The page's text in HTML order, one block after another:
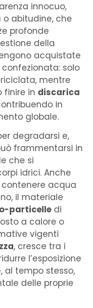
innocuo,
abitudine, che
profonde
della
acquistate
solo
mentre
finire in discarica
in
globale.
degradarsi e,
frammentarsi in
che si
idrici. Anche
acqua
il materiale
particelle di
a calore o
vigenti
, cresce tra i
l’esposizione
al tempo stesso,
delle proprie